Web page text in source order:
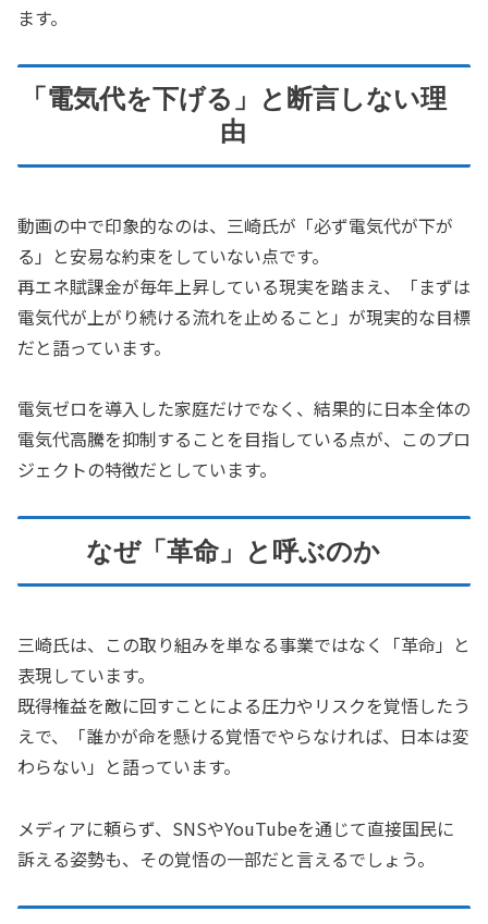
ます。
「電気代を下げる」と断言しない理
由
動画の中で印象的なのは、三崎氏が「必ず電気代が下が
る」と安易な約束をしていない点です。
再エネ賦課金が毎年上昇している現実を踏まえ、「まずは
電気代が上がり続ける流れを止めること」が現実的な目標
だと語っています。
電気ゼロを導入した家庭だけでなく、結果的に日本全体の
電気代高騰を抑制することを目指している点が、このプロ
ジェクトの特徴だとしています。
なぜ「革命」と呼ぶのか
三崎氏は、この取り組みを単なる事業ではなく「革命」と
表現しています。
既得権益を敵に回すことによる圧力やリスクを覚悟したう
えで、「誰かが命を懸ける覚悟でやらなければ、日本は変
わらない」と語っています。
メディアに頼らず、SNSやYouTubeを通じて直接国民に
訴える姿勢も、その覚悟の一部だと言えるでしょう。